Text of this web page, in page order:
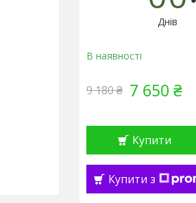
Днів
В наявності
9 180 ₴ 7 650 ₴
Купити
Купити з